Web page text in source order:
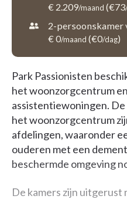
€ 2.209/maand (€73
2-persoonskamer
€ 0/maand (€0/dag)
Park Passionisten
het woonzorgcentrum
assistentiewoningen. De
het woonzorgcentrum
afdelingen, waaronder
ouderen met een
beschermde omgeving
De kamers zijn uitgerust